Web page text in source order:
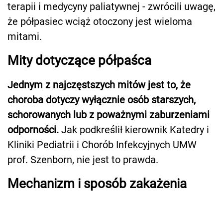
terapii i medycyny paliatywnej - zwrócili uwagę,
że półpasiec wciąż otoczony jest wieloma
mitami.
Mity dotyczące półpaśca
Jednym z najczęstszych mitów jest to, że
choroba dotyczy wyłącznie osób starszych,
schorowanych lub z poważnymi zaburzeniami
odporności. Jak podkreślił kierownik Katedry i
Kliniki Pediatrii i Chorób Infekcyjnych UMW
prof. Szenborn, nie jest to prawda.
Mechanizm i sposób zakażenia